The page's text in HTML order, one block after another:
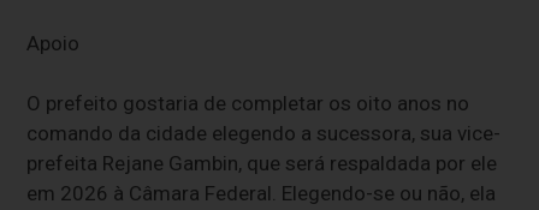
Apoio
O prefeito gostaria de completar os oito anos no
comando da cidade elegendo a sucessora, sua vice-
prefeita Rejane Gambin, que será respaldada por ele
em 2026 à Câmara Federal. Elegendo-se ou não, ela